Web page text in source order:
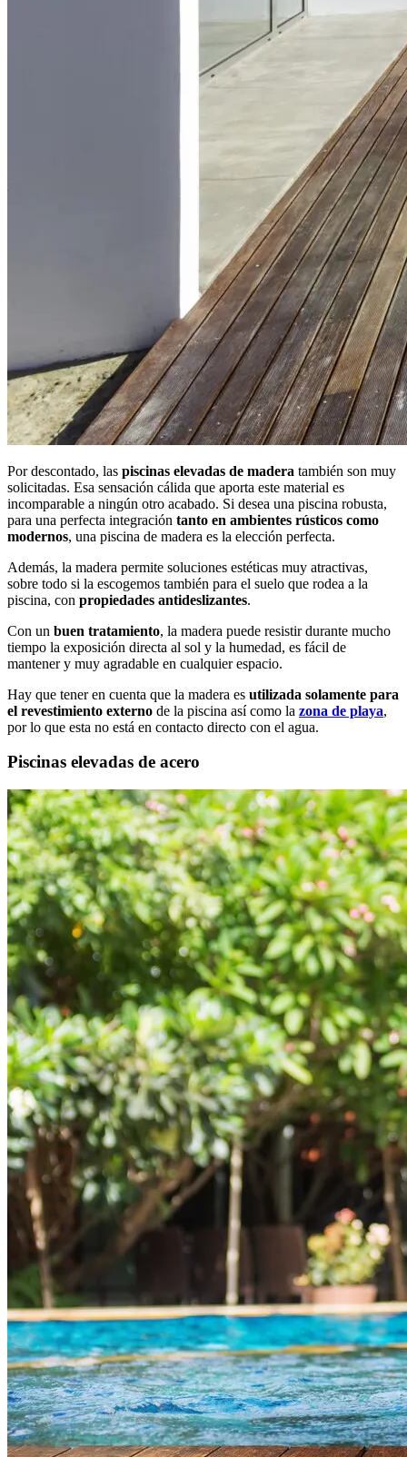
Por descontado, las piscinas elevadas de madera también son muy
solicitadas. Esa sensación cálida que aporta este material es
incomparable a ningún otro acabado. Si desea una piscina robusta,
para una perfecta integración tanto en ambientes rústicos como
modernos, una piscina de madera es la elección perfecta.
Además, la madera permite soluciones estéticas muy atractivas,
sobre todo si la escogemos también para el suelo que rodea a la
piscina, con propiedades antideslizantes.
Con un buen tratamiento, la madera puede resistir durante mucho
tiempo la exposición directa al sol y la humedad, es fácil de
mantener y muy agradable en cualquier espacio.
Hay que tener en cuenta que la madera es utilizada solamente para
el revestimiento externo de la piscina así como la zona de playa,
por lo que esta no está en contacto directo con el agua.
Piscinas elevadas de acero